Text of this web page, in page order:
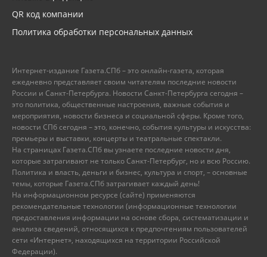
QR код компании
Политика обработки персональных данных
Интернет-издание Газета.СПб – это онлайн-газета, которая
ежедневно представляет своим читателям последние новости
России и Санкт-Петербурга. Новости Санкт-Петербурга сегодня –
это политика, общественные настроения, важные события и
мероприятия, новости бизнеса и социальной сферы. Кроме того,
новости СПб сегодня – это, конечно, события культуры и искусства:
премьеры и выставки, концерты и театральные спектакли.
На страницах Газета.СПб вы узнаете последние новости дня,
которые затрагивают не только Санкт-Петербург, но и всю Россию.
Политика и власть, деньги и бизнес, культура и спорт, – основные
темы, которые Газета.СПб затрагивает каждый день!
На информационном ресурсе (сайте) применяются
рекомендательные технологии (информационные технологии
предоставления информации на основе сбора, систематизации и
анализа сведений, относящихся к предпочтениям пользователей
сети «Интернет», находящихся на территории Российской
Федерации).